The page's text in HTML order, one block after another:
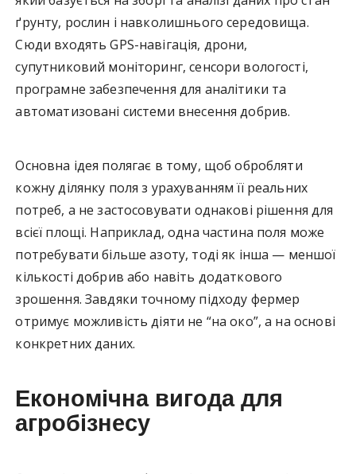
ґрунту, рослин і навколишнього середовища.
Сюди входять GPS-навігація, дрони,
супутниковий моніторинг, сенсори вологості,
програмне забезпечення для аналітики та
автоматизовані системи внесення добрив.
Основна ідея полягає в тому, щоб обробляти
кожну ділянку поля з урахуванням її реальних
потреб, а не застосовувати однакові рішення для
всієї площі. Наприклад, одна частина поля може
потребувати більше азоту, тоді як інша — меншої
кількості добрив або навіть додаткового
зрошення. Завдяки точному підходу фермер
отримує можливість діяти не “на око”, а на основі
конкретних даних.
Економічна вигода для
агробізнесу